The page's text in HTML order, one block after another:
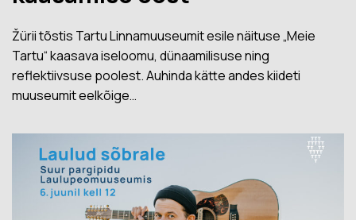
Žürii tõstis Tartu Linnamuuseumit esile näituse „Meie
Tartu“ kaasava iseloomu, dünaamilisuse ning
reflektiivsuse poolest. Auhinda kätte andes kiideti
muuseumit eelkõige…